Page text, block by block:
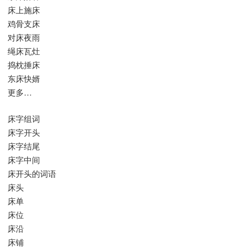
床上施床
鸡骨支床
对床夜雨
绳床瓦灶
捣枕捶床
东床快婿
更多…
床字组词
床字开头
床字结尾
床字中间
床开头的词语
床头
床单
床位
床沿
床铺